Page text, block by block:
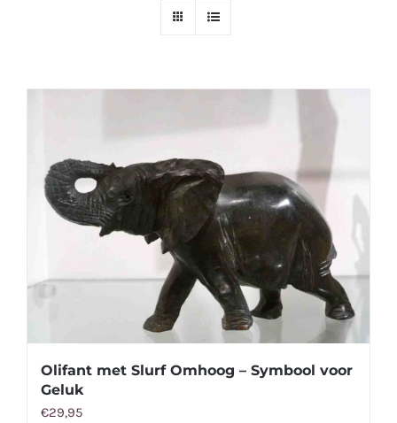
Olifant met Slurf Omhoog – Symbool voor
Geluk
€29,95